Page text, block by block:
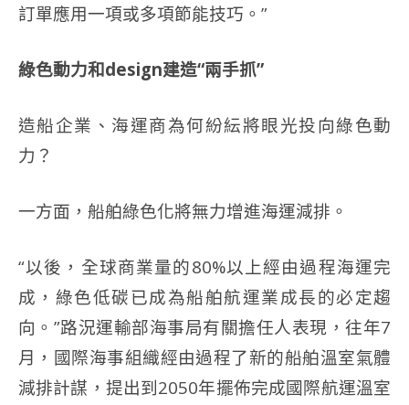
訂單應用一項或多項節能技巧。”
綠色動力和design建造“兩手抓”
造船企業、海運商為何紛紜將眼光投向綠色動
力？
一方面，船舶綠色化將無力增進海運減排。
“以後，全球商業量的80%以上經由過程海運完
成，綠色低碳已成為船舶航運業成長的必定趨
向。”路況運輸部海事局有關擔任人表現，往年7
月，國際海事組織經由過程了新的船舶溫室氣體
減排計謀，提出到2050年擺佈完成國際航運溫室